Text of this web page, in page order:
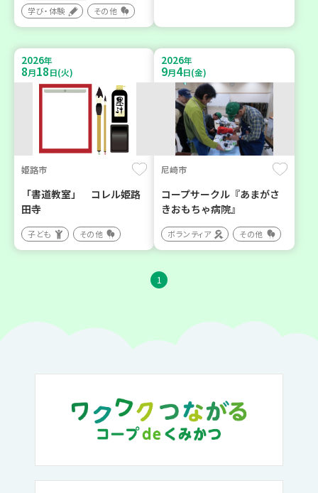
学び・体験
その他
2026年
8月18日(火)
姫路市
「書道教室」 コレル姫路
田寺
子ども その他
2026年
9月4日(金)
尼崎市
コープサークル『あまがさ
きおもちゃ病院』
ボランティア その他
1